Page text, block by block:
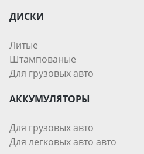
ДИСКИ
Литые
Штампованые
Для грузовых авто
АККУМУЛЯТОРЫ
Для грузовых авто
Для легковых авто авто